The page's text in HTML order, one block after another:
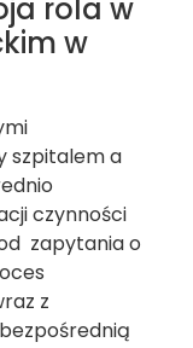
rola w
w
szpitalem a
czynności
zapytania o
z